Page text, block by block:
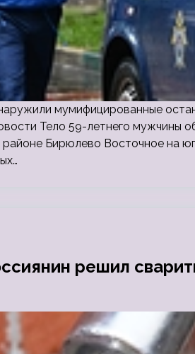
мумифицированные
Тело 59-летнего мужчины
Бирюлево Восточное на
решил